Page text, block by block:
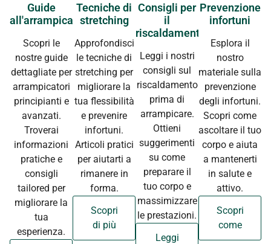
Guide
all'arrampicata
Scopri le
nostre guide
dettagliate per
arrampicatori
principianti e
avanzati.
Troverai
informazioni
pratiche e
consigli
tailored per
migliorare la
tua
esperienza.
Tecniche di
stretching
Approfondisci
le tecniche di
stretching per
migliorare la
tua flessibilità
e prevenire
infortuni.
Articoli pratici
per aiutarti a
rimanere in
forma.
Scopri
di più
Consigli per
il
riscaldamento
Leggi i nostri
consigli sul
riscaldamento
prima di
arrampicare.
Ottieni
suggerimenti
su come
preparare il
tuo corpo e
massimizzare
le prestazioni.
Leggi
Prevenzione
infortuni
Esplora il
nostro
materiale sulla
prevenzione
degli infortuni.
Scopri come
ascoltare il tuo
corpo e aiuta
a mantenerti
in salute e
attivo.
Scopri
come